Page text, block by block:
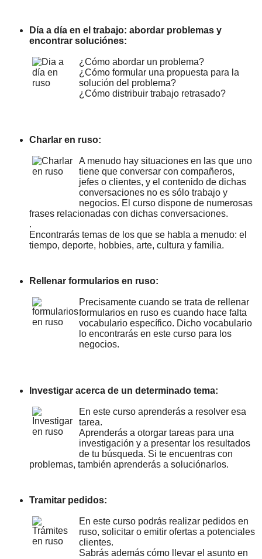
Día a día en el trabajo: abordar problemas y
encontrar soluciónes:
¿Cómo abordar un problema?
¿Cómo formular una propuesta para la
solución del problema?
¿Cómo distribuir trabajo retrasado?
Charlar en ruso:
A menudo hay situaciones en las que uno
tiene que conversar con compañeros,
jefes o clientes, y el contenido de dichas
conversaciones no es sólo trabajo y
negocios. El curso dispone de numerosas
frases relacionadas con dichas conversaciones.
.
Encontrarás temas de los que se habla a menudo: el
tiempo, deporte, hobbies, arte, cultura y familia.
Rellenar formularios en ruso:
Precisamente cuando se trata de rellenar
formularios en ruso es cuando hace falta
vocabulario específico. Dicho vocabulario
lo encontrarás en este curso para los
negocios.
Investigar acerca de un determinado tema:
En este curso aprenderás a resolver esa
tarea.
Aprenderás a otorgar tareas para una
investigación y a presentar los resultados
de tu búsqueda. Si te encuentras con
problemas, también aprenderás a soluciónarlos.
Tramitar pedidos:
En este curso podrás realizar pedidos en
ruso, solicitar o emitir ofertas a potenciales
clientes.
Sabrás además cómo llevar el asunto en